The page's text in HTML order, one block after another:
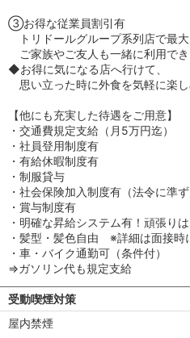
③お得な従業員割引有
トリドールグループ系列店で最大
ご家族やご友人も一緒に利用でき
◆お得に気になる店へ行けて、
思い立った時に外食を気軽に楽し
【他にも充実した待遇をご用意】
・交通費規定支給（月5万円迄）
・社員登用制度有
・有給休暇制度有
・制服貸与
・社会保険加入制度有（法令に準ず
・賞与制度有
・明確な昇給システム有！頑張り
・髪型・髪色自由 ※詳細は面接時
・車・バイク通勤可（条件付）
⇒ガソリン代も規定支給
受動喫煙対策
屋内禁煙